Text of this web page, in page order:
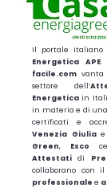
Il portale italiano
Energetica APE.
facile.com vanta
settore dell’
Energetica in
in materia e di
certificati e
Venezia Giuliae
Green, Esco
Attestatidi
collaborano con
professionale e